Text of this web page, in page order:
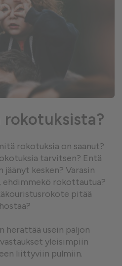
rokotuksista?
rokotuksia on saanut?
tarvitsen? Entä
jäänyt kesken? Varasin
ehdimmekö rokottautua?
pitää
herättää usein paljon
yleisimpiin
liittyviin pulmiin.